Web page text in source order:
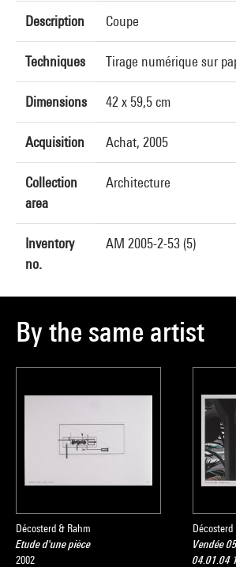
Description Coupe
Techniques Tirage numérique sur
Dimensions 42 x 59,5 cm
Acquisition Achat, 2005
Collection
area
Architecture
Inventory
no.
AM 2005-2-53 (5)
By the same artist
Décosterd & Rahm
Etude d'une pièce
2002
Décosterd
Vendée
04.01.04